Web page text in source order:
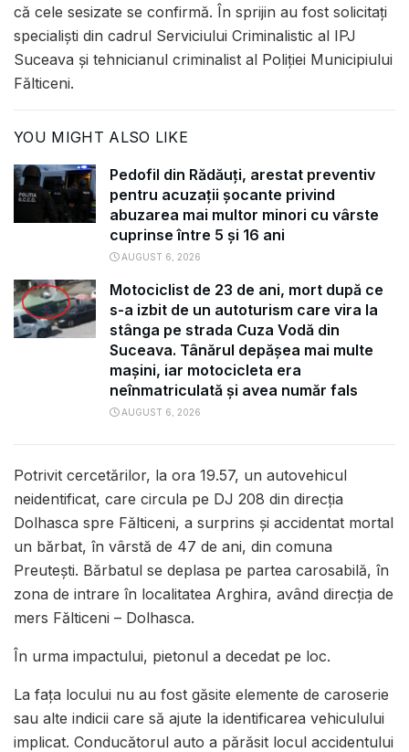
că cele sesizate se confirmă. În sprijin au fost solicitați
specialiști din cadrul Serviciului Criminalistic al IPJ
Suceava și tehnicianul criminalist al Poliției Municipiului
Fălticeni.
YOU MIGHT ALSO LIKE
Pedofil din Rădăuți, arestat preventiv
pentru acuzații șocante privind
abuzarea mai multor minori cu vârste
cuprinse între 5 și 16 ani
AUGUST 6, 2026
Motociclist de 23 de ani, mort după ce
s-a izbit de un autoturism care vira la
stânga pe strada Cuza Vodă din
Suceava. Tânărul depășea mai multe
mașini, iar motocicleta era
neînmatriculată și avea număr fals
AUGUST 6, 2026
Potrivit cercetărilor, la ora 19.57, un autovehicul
neidentificat, care circula pe DJ 208 din direcția
Dolhasca spre Fălticeni, a surprins și accidentat mortal
un bărbat, în vârstă de 47 de ani, din comuna
Preutești. Bărbatul se deplasa pe partea carosabilă, în
zona de intrare în localitatea Arghira, având direcția de
mers Fălticeni – Dolhasca.
În urma impactului, pietonul a decedat pe loc.
La fața locului nu au fost găsite elemente de caroserie
sau alte indicii care să ajute la identificarea vehiculului
implicat. Conducătorul auto a părăsit locul accidentului